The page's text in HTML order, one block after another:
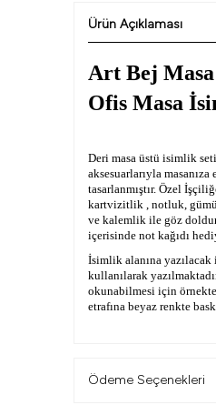
Ürün Açıklaması
Art Bej
Ofis Masa
Deri masa üstü isimlik
aksesuarlarıyla
tasarlanmıştır. Özel
kartvizitlik , notluk,
ve kalemlik ile göz
içerisinde not kağıdı
İsimlik alanına
kullanılarak
okunabilmesi için
etrafına beyaz renkte
Ürün Ebatı : 32cm x
Ödeme Seçenekleri